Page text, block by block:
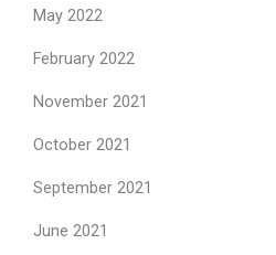
May 2022
February 2022
November 2021
October 2021
September 2021
June 2021